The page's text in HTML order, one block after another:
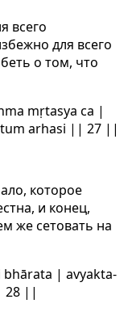
всего
для всего
о том, что
mṛtasya ca |
arhasi || 27 ||
которое
и конец,
же сетовать на
bhārata | avyakta-
28 ||